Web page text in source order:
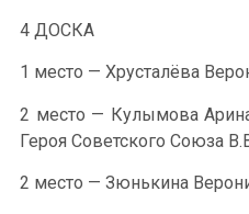
4 ДОСКА
1 место — Хрусталёва
2 место — Кулымова
Героя Советского Союза
2 место — Зюнькина